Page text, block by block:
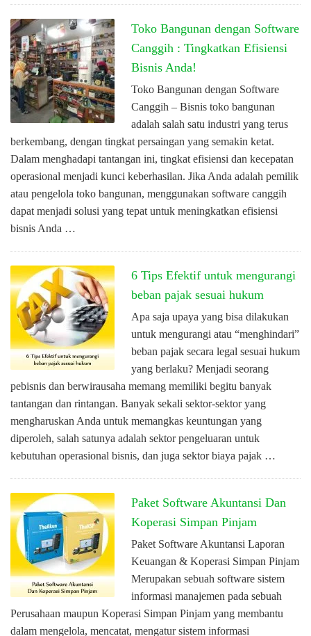
Toko Bangunan dengan Software
Canggih : Tingkatkan Efisiensi
Bisnis Anda!
Toko Bangunan dengan Software
Canggih – Bisnis toko bangunan
adalah salah satu industri yang terus
berkembang, dengan tingkat persaingan yang semakin ketat.
Dalam menghadapi tantangan ini, tingkat efisiensi dan kecepatan
operasional menjadi kunci keberhasilan. Jika Anda adalah pemilik
atau pengelola toko bangunan, menggunakan software canggih
dapat menjadi solusi yang tepat untuk meningkatkan efisiensi
bisnis Anda …
6 Tips Efektif untuk mengurangi
beban pajak sesuai hukum
Apa saja upaya yang bisa dilakukan
untuk mengurangi atau “menghindari”
beban pajak secara legal sesuai hukum
yang berlaku? Menjadi seorang
pebisnis dan berwirausaha memang memiliki begitu banyak
tantangan dan rintangan. Banyak sekali sektor-sektor yang
mengharuskan Anda untuk memangkas keuntungan yang
diperoleh, salah satunya adalah sektor pengeluaran untuk
kebutuhan operasional bisnis, dan juga sektor biaya pajak …
Paket Software Akuntansi Dan
Koperasi Simpan Pinjam
Paket Software Akuntansi Laporan
Keuangan & Koperasi Simpan Pinjam
Merupakan sebuah software sistem
informasi manajemen pada sebuah
Perusahaan maupun Koperasi Simpan Pinjam yang membantu
dalam mengelola, mencatat, mengatur sistem informasi